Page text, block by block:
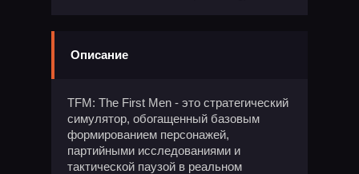
Описание
TFM: The First Men - это стратегический
симулятор, обогащенный базовым
формированием персонажей,
партийными исследованиями и
тактической паузой в реальном